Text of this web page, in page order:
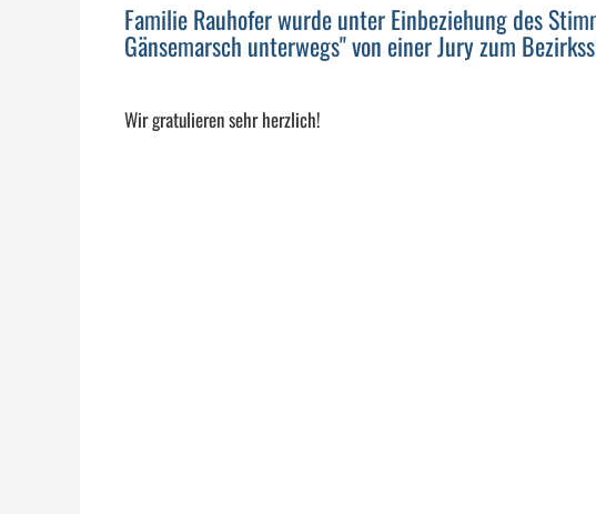
Familie Rauhofer wurde unter Einbeziehung des
Gänsemarsch unterwegs" von einer Jury zum
Wir gratulieren sehr herzlich!